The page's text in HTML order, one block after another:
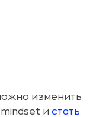
изменить
и стать